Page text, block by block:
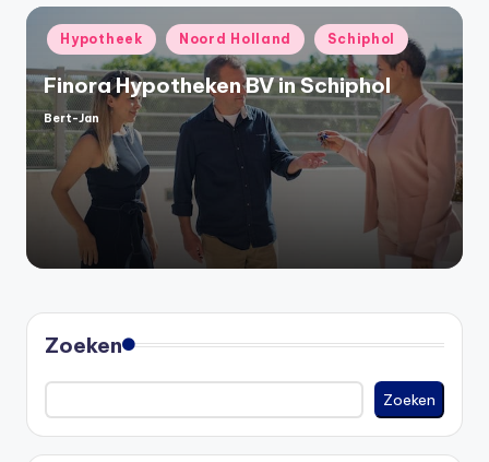
Geplaatst
in
Hypotheek Noord Holland Schiphol
Finora Hypotheken BV in Schiphol
Geplaatst
door
Bert-Jan
Zoeken
Zoeken